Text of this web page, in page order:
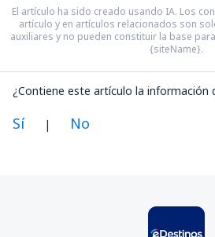
El artículo ha sido creado usando IA. Los
artículo y en artículos relacionados son
auxiliares y no pueden constituir la base
{siteName}.
¿Contiene este artículo la información
Sí | No
Contiene información incorrecta